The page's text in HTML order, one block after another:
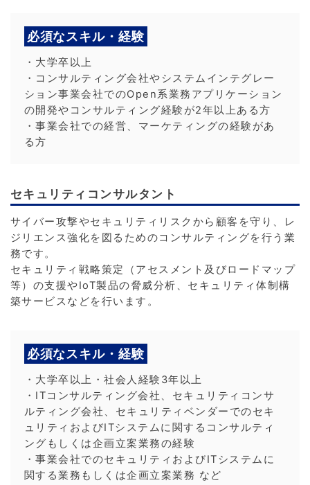
必須なスキル・経験
・大学卒以上
・コンサルティング会社やシステムインテグレー
ション事業会社でのOpen系業務アプリケーション
の開発やコンサルティング経験が2年以上ある方
・事業会社での経営、マーケティングの経験があ
る方
セキュリティコンサルタント
サイバー攻撃やセキュリティリスクから顧客を守り、レ
ジリエンス強化を図るためのコンサルティングを行う業
務です。
セキュリティ戦略策定（アセスメント及びロードマップ
等）の支援やIoT製品の脅威分析、セキュリティ体制構
築サービスなどを行います。
必須なスキル・経験
・大学卒以上・社会人経験3年以上
・ITコンサルティング会社、セキュリティコンサ
ルティング会社、セキュリティベンダーでのセキ
ュリティおよびITシステムに関するコンサルティ
ングもしくは企画立案業務の経験
・事業会社でのセキュリティおよびITシステムに
関する業務もしくは企画立案業務 など